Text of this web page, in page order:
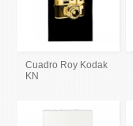
Cuadro Roy Kodak
KN